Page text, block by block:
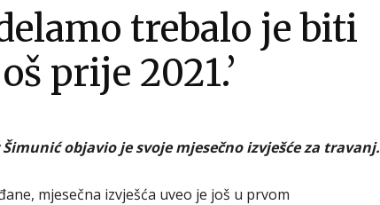
trebalo je biti
prije 2021.’
objavio je svoje mjesečno izvješće za travanj.
mjesečna izvješća uveo je još u prvom